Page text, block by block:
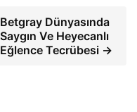
Betgray Dünyasında
Saygın Ve Heyecanlı
Eğlence Tecrübesi →